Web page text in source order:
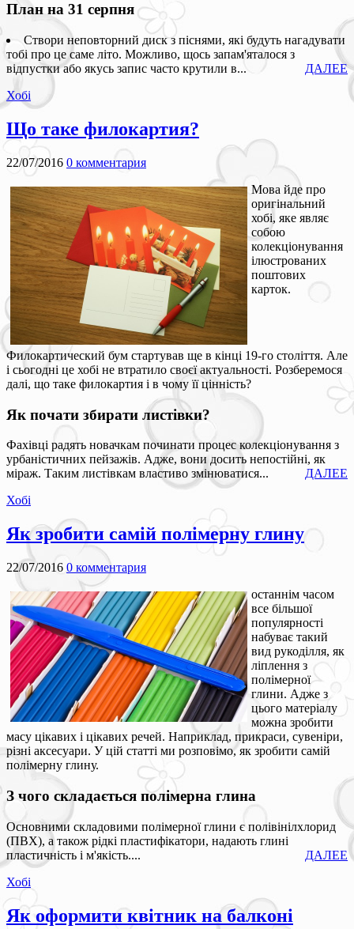
План на 31 серпня
Створи неповторний диск з піснями, які будуть нагадувати
тобі про це саме літо. Можливо, щось запам'яталося з
відпустки або якусь запис часто крутили в...
ДАЛЕЕ
Хобі
Що таке филокартия?
22/07/2016 0 комментария
Мова йде про
оригінальний
хобі, яке являє
собою
колекціонування
ілюстрованих
поштових
карток.
Филокартический бум стартував ще в кінці 19-го століття. Але
і сьогодні це хобі не втратило своєї актуальності. Розберемося
далі, що таке филокартия і в чому її цінність?
Як почати збирати листівки?
Фахівці радять новачкам починати процес колекціонування з
урбаністичних пейзажів. Адже, вони досить непостійні, як
міраж. Таким листівкам властиво змінюватися...
ДАЛЕЕ
Хобі
Як зробити самій полімерну глину
22/07/2016 0 комментария
останнім часом
все більшої
популярності
набуває такий
вид рукоділля, як
ліплення з
полімерної
глини. Адже з
цього матеріалу
можна зробити
масу цікавих і цікавих речей. Наприклад, прикраси, сувеніри,
різні аксесуари. У цій статті ми розповімо, як зробити самій
полімерну глину.
З чого складається полімерна глина
Основними складовими полімерної глини є полівінілхлорид
(ПВХ), а також рідкі пластифікатори, надають глині
пластичність і м'якість....
ДАЛЕЕ
Хобі
Як оформити квітник на балконі